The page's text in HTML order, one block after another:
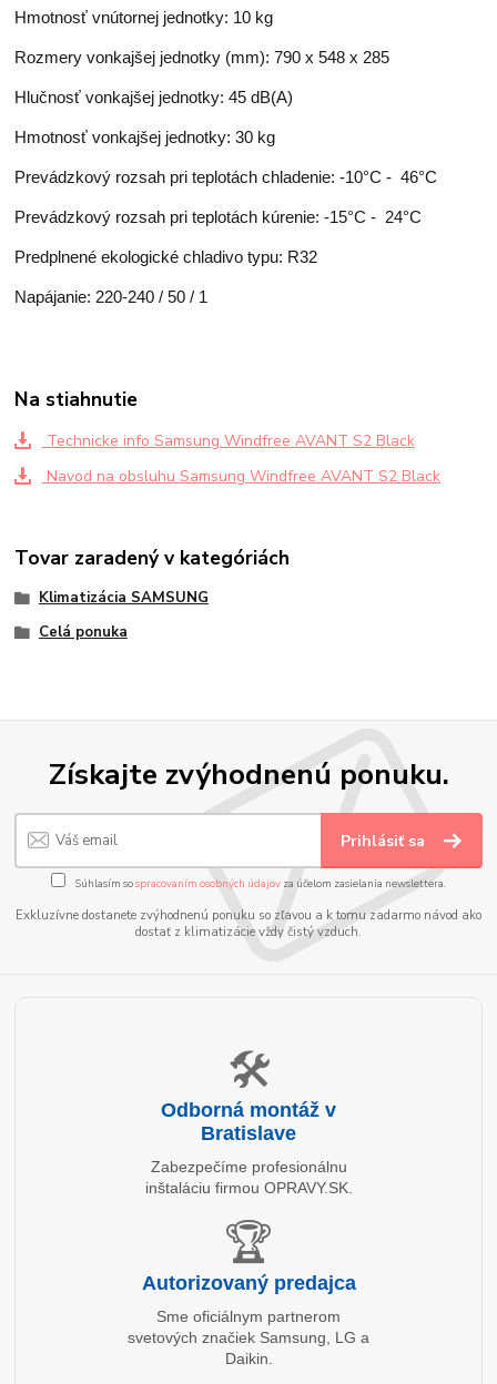
Hmotnosť vnútornej jednotky: 10 kg
Rozmery vonkajšej jednotky (mm): 790 x 548 x 285
Hlučnosť vonkajšej jednotky: 45 dB(A)
Hmotnosť vonkajšej jednotky: 30 kg
Prevádzkový rozsah pri teplotách chladenie: -10°C - 46°C
Prevádzkový rozsah pri teplotách kúrenie: -15°C - 24°C
Predplnené ekologické chladivo typu: R32
Napájanie: 220-240 / 50 / 1
Na stiahnutie
Technicke info Samsung Windfree AVANT S2 Black
Navod na obsluhu Samsung Windfree AVANT S2 Black
Tovar zaradený v kategóriách
Klimatizácia SAMSUNG
Celá ponuka
Získajte zvýhodnenú ponuku.
Prihlásiť sa
Súhlasím sospracovaním osobných údajov za účelom zasielania newslettera.
Exkluzívne dostanete zvýhodnenú ponuku so zľavou a k tomu zadarmo návod ako
dostať z klimatizácie vždy čistý vzduch.
🛠️
Odborná montáž v
Bratislave
Zabezpečíme profesionálnu
inštaláciu firmou OPRAVY.SK.
🏆
Autorizovaný predajca
Sme oficiálnym partnerom
svetových značiek Samsung, LG a
Daikin.